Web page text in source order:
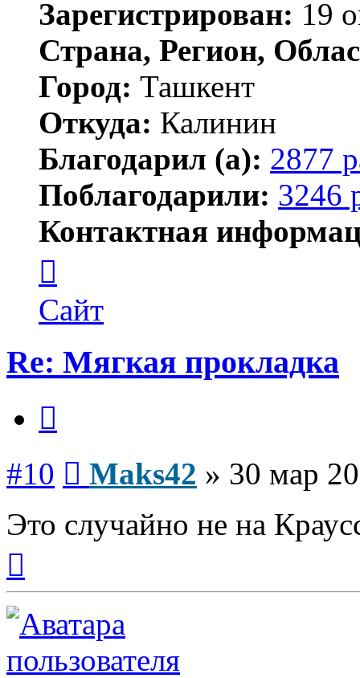
Зарегистрирован: 19
Страна, Регион,
Город: Ташкент
Откуда: Калинин
Благодарил (а): 2877
Поблагодарили: 3246
Контактная
пользователя
Maks42
Сайт
Re: Мягкая прокладка
#10 Maks42 » 30 мар
Это случайно не на
началу